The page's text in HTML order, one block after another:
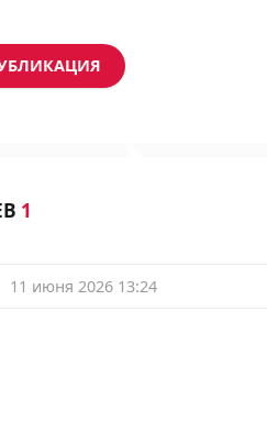
1
11 июня 2026 13:24